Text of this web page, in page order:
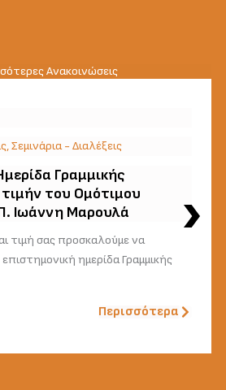
Ανακοινώσεις
,Σεμινάρια - Διαλέξεις
Γραμμικής
του Ομότιμου
Ιωάννη Μαρουλά
τιμή σας προσκαλούμε να
ημερίδα Γραμμικής
Περισσότερα